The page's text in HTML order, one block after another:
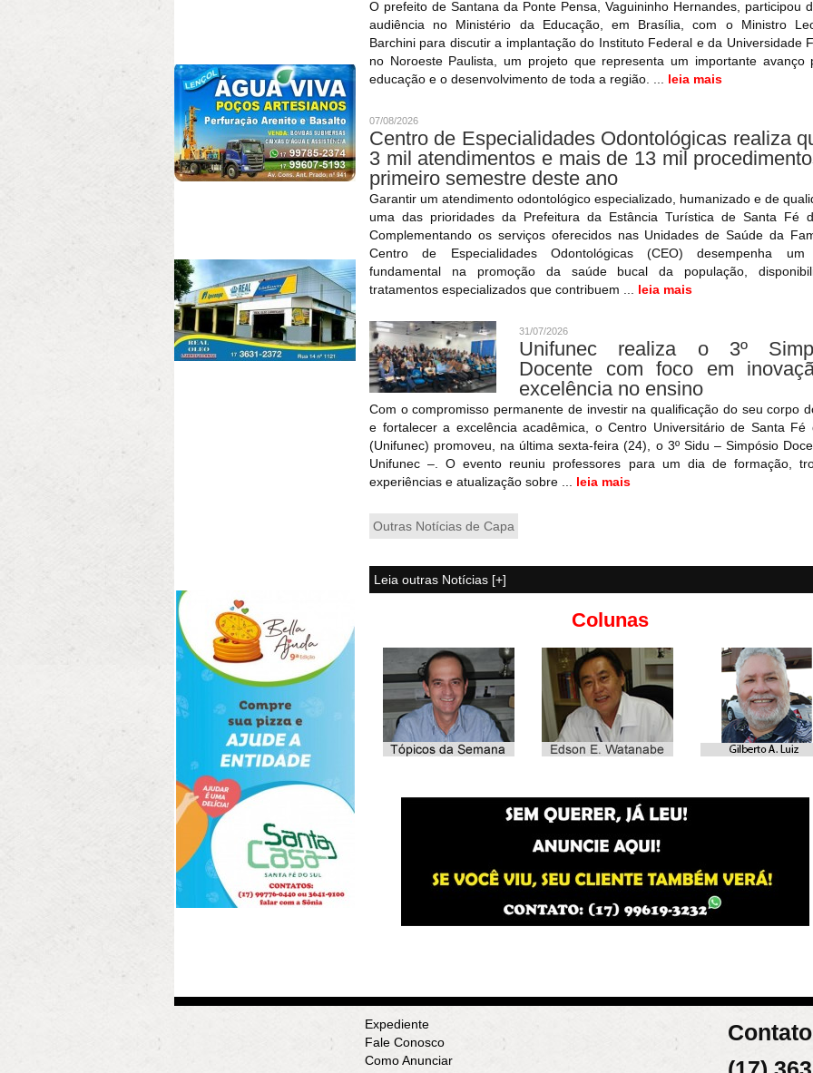
O prefeito de Santana da Ponte Pensa, Vaguininho Hernandes, participou
audiência no Ministério da Educação, em Brasília, com o Ministro
Barchini para discutir a implantação do Instituto Federal e da Universidade
no Noroeste Paulista, um projeto que representa um importante avanço
educação e o desenvolvimento de toda a região. ... leia mais
07/08/2026
Centro de Especialidades Odontológicas realiza
3 mil atendimentos e mais de 13 mil
primeiro semestre deste ano
Garantir um atendimento odontológico especializado, humanizado e de
uma das prioridades da Prefeitura da Estância Turística de Santa Fé
Complementando os serviços oferecidos nas Unidades de Saúde da
Centro de Especialidades Odontológicas (CEO) desempenha um
fundamental na promoção da saúde bucal da população,
tratamentos especializados que contribuem ... leia mais
31/07/2026
Unifunec realiza o 3º
Docente com foco em
excelência no ensino
Com o compromisso permanente de investir na qualificação do seu corpo
e fortalecer a excelência acadêmica, o Centro Universitário de Santa Fé
(Unifunec) promoveu, na última sexta-feira (24), o 3º Sidu – Simpósio
Unifunec –. O evento reuniu professores para um dia de formação,
experiências e atualização sobre ... leia mais
Outras Notícias de Capa
Leia outras Notícias [+]
Colunas
Expediente
Fale Conosco
Como Anunciar